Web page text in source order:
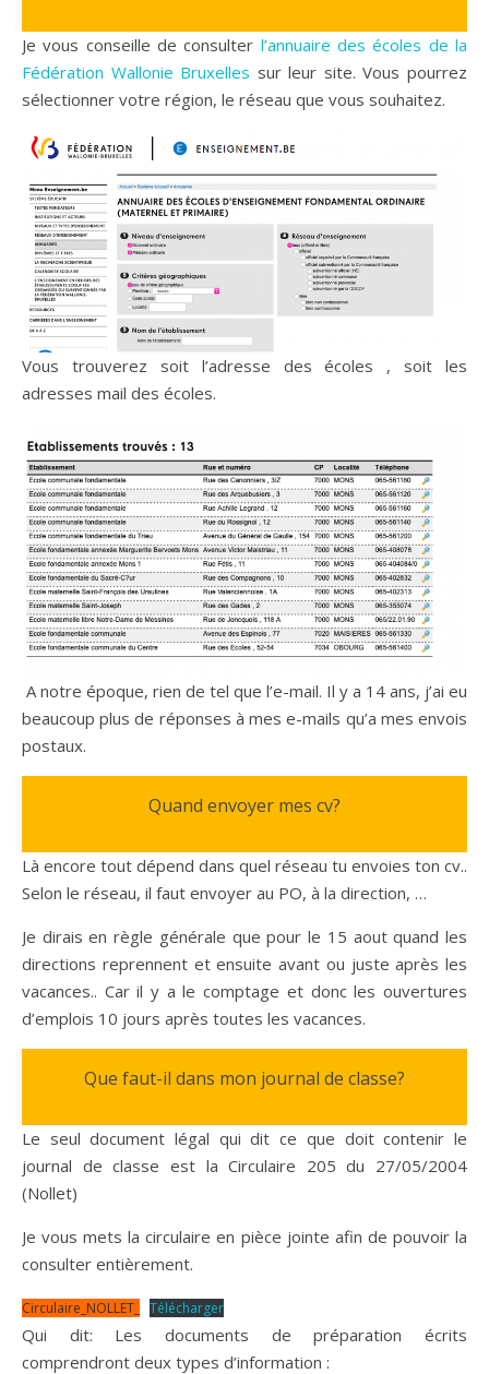
Je vous conseille de consulter l’annuaire des écoles de la
Fédération Wallonie Bruxelles sur leur site. Vous pourrez
sélectionner votre région, le réseau que vous souhaitez.
Vous trouverez soit l’adresse des écoles , soit les
adresses mail des écoles.
A notre époque, rien de tel que l’e-mail. Il y a 14 ans, j’ai eu
beaucoup plus de réponses à mes e-mails qu’a mes envois
postaux.
Quand envoyer mes cv?
Là encore tout dépend dans quel réseau tu envoies ton cv..
Selon le réseau, il faut envoyer au PO, à la direction, …
Je dirais en règle générale que pour le 15 aout quand les
directions reprennent et ensuite avant ou juste après les
vacances.. Car il y a le comptage et donc les ouvertures
d’emplois 10 jours après toutes les vacances.
Que faut-il dans mon journal de classe?
Le seul document légal qui dit ce que doit contenir le
journal de classe est la Circulaire 205 du 27/05/2004
(Nollet)
Je vous mets la circulaire en pièce jointe afin de pouvoir la
consulter entièrement.
Circulaire_NOLLET_ Télécharger
Qui dit: Les documents de préparation écrits
comprendront deux types d’information :